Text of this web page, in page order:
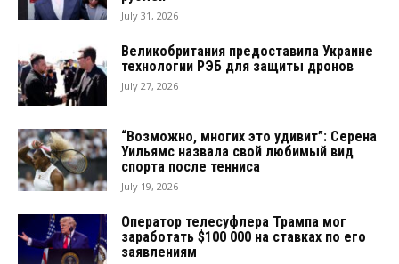
July 31, 2026
Великобритания предоставила Украине
технологии РЭБ для защиты дронов
July 27, 2026
“Возможно, многих это удивит”: Серена
Уильямс назвала свой любимый вид
спорта после тенниса
July 19, 2026
Оператор телесуфлера Трампа мог
заработать $100 000 на ставках по его
заявлениям